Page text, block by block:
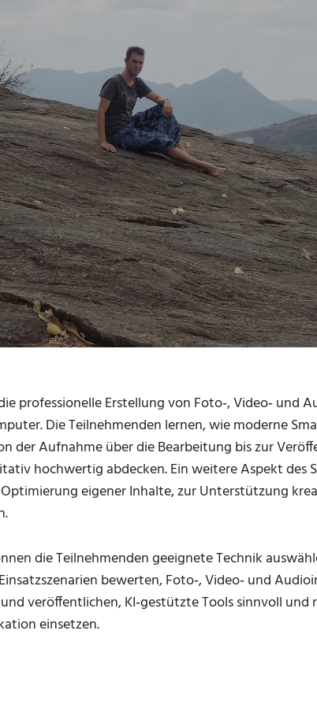
professionelle Erstellung von Foto‑, Video‑ und
Die Teilnehmenden lernen, wie moderne
der Aufnahme über die Bearbeitung bis zur
hochwertig abdecken. Ein weitere Aspekt des
Optimierung eigener Inhalte, zur Unterstützung
die Teilnehmenden geeignete Technik
bewerten, Foto‑, Video‑ und
veröffentlichen, KI‑gestützte Tools sinnvoll und
einsetzen.